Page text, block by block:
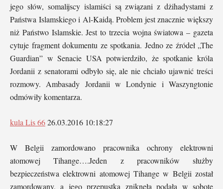
jego słów, somalijscy islamiści są związani z dżihadystami z
Państwa Islamskiego i Al-Kaidą. Problem jest znacznie większy
niż Państwo Islamskie. Jest to trzecia wojna światowa – gazeta
cytuje fragment dokumentu ze spotkania. Jedno ze źródeł „The
Guardian” w Senacie USA potwierdziło, że spotkanie króla
Jordanii z senatorami odbyło się, ale nie chciało ujawnić treści
rozmowy. Ambasady Jordanii w Londynie i Waszyngtonie
odmówiły komentarza.
kula Lis 6626.03.2016 10:18:27
W Belgii zamordowano pracownika ochrony elektrowni
atomowej Tihange….Jeden z pracowników służby
bezpieczeństwa elektrowni atomowej Tihange w Belgii został
zamordowany, a jego przepustka zniknęła podała w sobotę